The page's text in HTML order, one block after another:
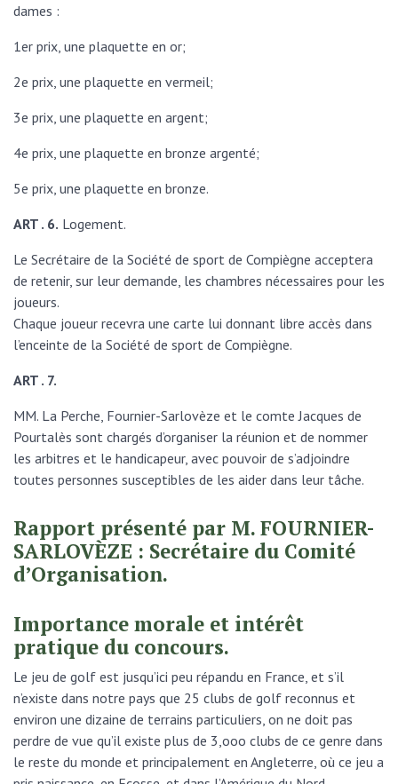
dames :
1er prix, une plaquette en or;
2e prix, une plaquette en vermeil;
3e prix, une plaquette en argent;
4e prix, une plaquette en bronze argenté;
5e prix, une plaquette en bronze.
ART . 6. Logement.
Le Secrétaire de la Société de sport de Compiègne acceptera
de retenir, sur leur demande, les chambres nécessaires pour les
joueurs.
Chaque joueur recevra une carte lui donnant libre accès dans
l’enceinte de la Société de sport de Compiègne.
ART . 7.
MM. La Perche, Fournier-Sarlovèze et le comte Jacques de
Pourtalès sont chargés d’organiser la réunion et de nommer
les arbitres et le handicapeur, avec pouvoir de s’adjoindre
toutes personnes susceptibles de les aider dans leur tâche.
Rapport présenté par M. FOURNIER-
SARLOVÈZE : Secrétaire du Comité
d’Organisation.
Importance morale et intérêt
pratique du concours.
Le jeu de golf est jusqu’ici peu répandu en France, et s’il
n’existe dans notre pays que 25 clubs de golf reconnus et
environ une dizaine de terrains particuliers, on ne doit pas
perdre de vue qu’il existe plus de 3,ooo clubs de ce genre dans
le reste du monde et principalement en Angleterre, où ce jeu a